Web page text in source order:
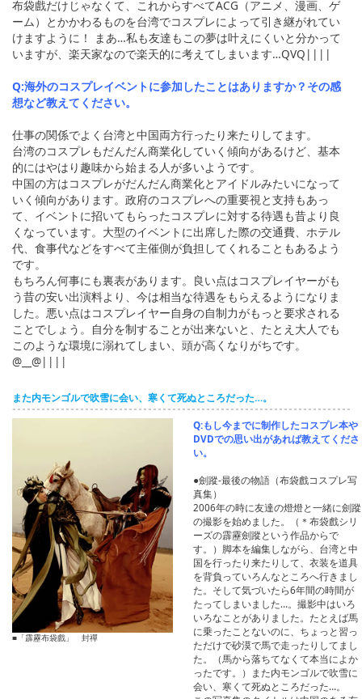
布袋戲だけじゃなくて、これからすべてACG（アニメ、漫画、ゲ
ーム）とかかわるものを台湾でコスプレによって引き継がれてい
けますように！ まあ…私も友達もこの夢は叶えにくいと分かって
いますが、楽天家なので楽天的に考えてしまいます…QVQ||||
Q:海外のコスプレイベントに参加したことはありますか？その感
想など教えてください。
仕事の関係でよく台湾と中国両方行ったり来たりしてます。
台湾のコスプレもだんだん商業化していく傾向があるけど、基本
的にはやはり趣味から始まる人が多いようです。
中国の方はコスプレがだんだん商業化とアイドルみたいになって
いく傾向があります。政府のコスプレへの重要視と支持もあっ
て、イベントに招いてもらったコスプレに対する待遇も昔より良
くなっています。大型のイベントに出席した際の交通費、ホテル
代、食事代などをすべて主催側が負担してくれることもあるよう
です。
もちろん何事にも裏表があります。良い点はコスプレイヤーがも
う昔の安い出演料より、今は相当な待遇をもらえるようになりま
した。悪い点はコスプレイヤー自身の自制力がもっと要求される
ことでしょう。自分を制することが出来ないと、たとえ大人でも
このような環境に溺れてしまい、頭が高くなりがちです。
@__@||||
また内モンゴルで吹雪に会い、寒くて死ぬところだった…。
■「霹靂布袋戲」 封禪
Q:もし今までに制作したコスプレ本や
DVDでの思い出があれば教えてくださ
い。
●劍蹤-最後の物語（布袋戲コスプレ写
真集）
2006年の時に友達の燈燈と一緒に劍蹤
の撮影を始めました。（＊布袋戲シリ
ーズの霹靂劍蹤という作品からで
す。）脚本を編集しながら、台湾と中
国を行ったり来たりして、衣装を道具
を背負っていろんなところへ行きまし
た。そして気づいたら6年間の時間が
たってしまいました…。撮影中はいろ
いろなことがありました。たとえば馬
に乗ったことないのに、ちょっと習っ
ただけで砂漠で馬で走ったりしてまし
た。（馬から落ちてなくて本当によか
ったです。）また内モンゴルで吹雪に
会い、寒くて死ぬところだった…。